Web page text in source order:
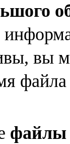
вы
файлы